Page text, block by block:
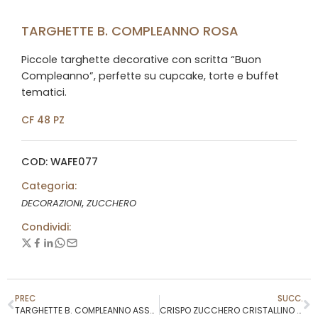
TARGHETTE B. COMPLEANNO ROSA
Piccole targhette decorative con scritta “Buon
Compleanno”, perfette su cupcake, torte e buffet
tematici.
CF 48 PZ
COD: WAFE077
Categoria:
DECORAZIONI, ZUCCHERO
Condividi:
PREC
TARGHETTE B. COMPLEANNO ASSORTITE
SUCC.
CRISPO ZUCCHERO CRISTALLINO VERDE